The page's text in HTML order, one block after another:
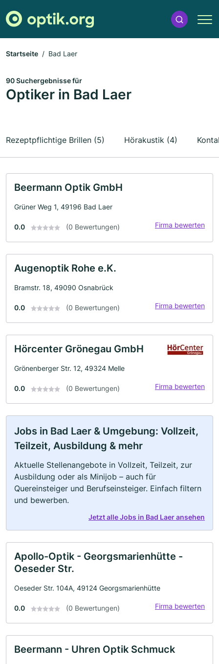
Startseite Bad Laer
90 Suchergebnisse für
Optiker in Bad Laer
Rezeptpflichtige Brillen (5) Hörakustik (4)
Beermann Optik GmbH
Grüner Weg 1, 49196 Bad Laer
0.0 (0 Bewertungen) Firma bewerten
Augenoptik Rohe e.K.
Bramstr. 18, 49090 Osnabrück
0.0 (0 Bewertungen) Firma bewerten
Hörcenter Grönegau GmbH
Grönenberger Str. 12, 49324 Melle
0.0 (0 Bewertungen) Firma bewerten
Jobs in Bad Laer & Umgebung: Vollzeit,
Teilzeit, Ausbildung & mehr
Aktuelle Stellenangebote in Vollzeit, Teilzeit, zur
Ausbildung oder als Minijob – auch für
Quereinsteiger und Berufseinsteiger. Einfach filtern
und bewerben.
Jetzt alle Jobs in Bad Laer ansehen
Apollo-Optik - Georgsmarienhütte -
Oeseder Str.
Oeseder Str. 104A, 49124 Georgsmarienhütte
0.0 (0 Bewertungen) Firma bewerten
Beermann - Uhren Optik Schmuck